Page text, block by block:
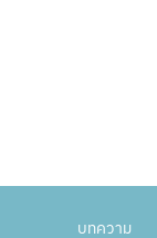
บทความ